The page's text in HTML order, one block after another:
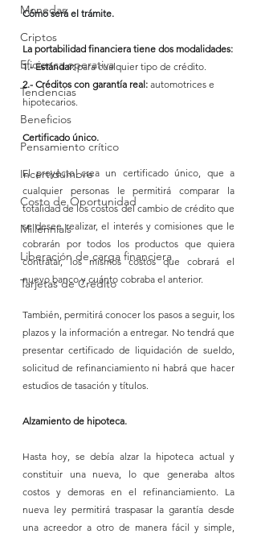
Monedas
Criptos
Eficienca operativa
Tendencias
Beneficios
Pensamiento crítico
Incertidumbre
Costo de Oportunidad
Millennials
Liberación de carga financiera
Tarjetas de Crédito
Cómo será el trámite.
La portabilidad financiera tiene dos modalidades:
1.- Estándar: para cualquier tipo de crédito.
2.- Créditos con garantía real: automotrices e
hipotecarios.
Certificado único.
El proyecto crea un certificado único, que a
cualquier personas le permitirá comparar la
totalidad de los costos del cambio de crédito que
se desee realizar, el interés y comisiones que le
cobrarán por todos los productos que quiera
contratar, los mismos costos que cobrará el
nuevo banco y cuánto cobraba el anterior.
También, permitirá conocer los pasos a seguir, los
plazos y la información a entregar. No tendrá que
presentar certificado de liquidación de sueldo,
solicitud de refinanciamiento ni habrá que hacer
estudios de tasación y títulos.
Alzamiento de hipoteca.
Hasta hoy, se debía alzar la hipoteca actual y
constituir una nueva, lo que generaba altos
costos y demoras en el refinanciamiento. La
nueva ley permitirá traspasar la garantía desde
una acreedor a otro de manera fácil y simple,